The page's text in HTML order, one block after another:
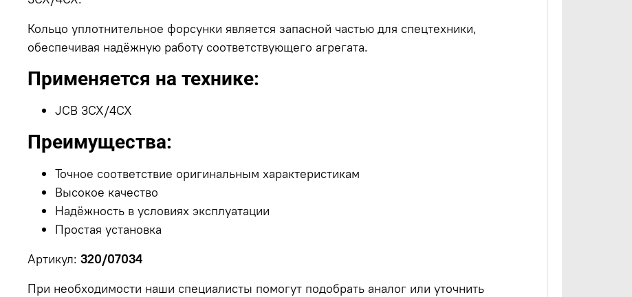
Кольцо уплотнительное форсунки является запасной частью для спецтехники,
обеспечивая надёжную работу соответствующего агрегата.
Применяется на технике:
JCB 3CX/4CX
Преимущества:
Точное соответствие оригинальным характеристикам
Высокое качество
Надёжность в условиях эксплуатации
Простая установка
Артикул:320/07034
При необходимости наши специалисты помогут подобрать аналог или уточнить